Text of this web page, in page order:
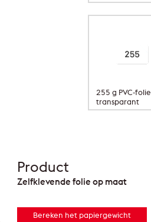
255 g PVC-folie
transparant
Product
Zelfklevende folie op maat
Bereken het papiergewicht